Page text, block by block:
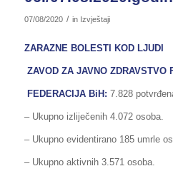
07/08/2020 / in Izvještaji
ZARAZNE BOLESTI KOD LJUDI
ZAVOD ZA JAVNO ZDRAVSTVO
FEDERACIJA BiH : 7.828
– Ukupno izliječenih 4.072 osoba.
– Ukupno evidentirano 185 umrle
– Ukupno aktivnih 3.571 osoba.